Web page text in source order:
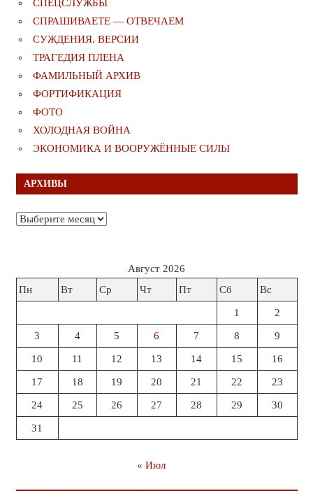
СПЕЦСЛУЖБЫ
СПРАШИВАЕТЕ — ОТВЕЧАЕМ
СУЖДЕНИЯ. ВЕРСИИ
ТРАГЕДИЯ ПЛЕНА
ФАМИЛЬНЫЙ АРХИВ
ФОРТИФИКАЦИЯ
ФОТО
ХОЛОДНАЯ ВОЙНА
ЭКОНОМИКА И ВООРУЖЁННЫЕ СИЛЫ
АРХИВЫ
Архивы
Август 2026
Пн
Вт Ср Чт Пт Сб Вс
1 2
3 4 5 6 7 8 9
10 11 12 13 14 15 16
17 18 19 20 21 22 23
24 25 26 27 28 29 30
31
« Июл